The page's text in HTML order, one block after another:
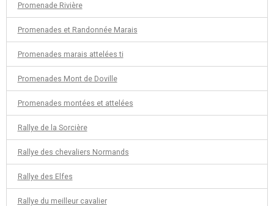
Promenade Rivière
Promenades et Randonnée Marais
Promenades marais attelées ti
Promenades Mont de Doville
Promenades montées et attelées
Rallye de la Sorcière
Rallye des chevaliers Normands
Rallye des Elfes
Rallye du meilleur cavalier